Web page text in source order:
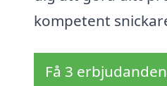
kompetent
Få 3